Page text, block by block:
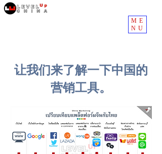
ME
NU
让我们来了解一下中国的
营销工具。